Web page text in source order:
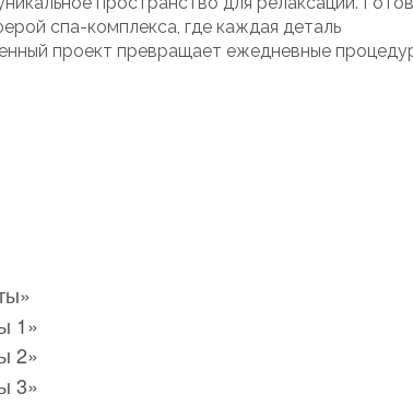
спа-комплекса, где каждая деталь
проект превращает ежедневные